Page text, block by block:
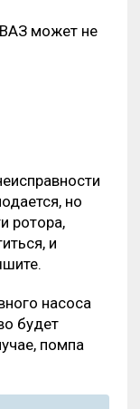
может не
но
ротора,
и
насоса
будет
помпа